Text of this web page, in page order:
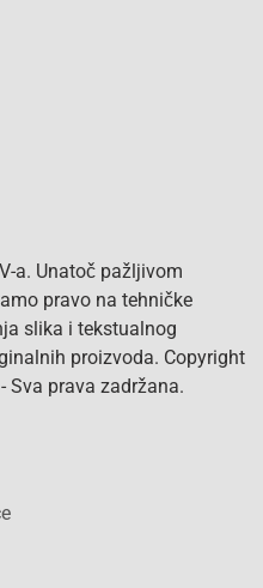
a. Unatoč pažljivom
pravo na tehničke
slika i tekstualnog
proizvoda. Copyright
Sva prava zadržana.